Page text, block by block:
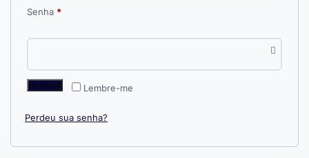
Senha *Obrigatório
Lembre-me
Acessar
Perdeu sua senha?